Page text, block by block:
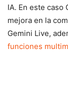
IA. En este caso
mejora en la
Gemini Live,
funciones